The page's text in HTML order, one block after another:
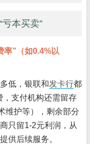
本买卖”
率”（如0.4%以
低，银联和发卡行都
，支付机构还需留存
维护等），剩余部分
只留1-2元利润，从
供后续服务。